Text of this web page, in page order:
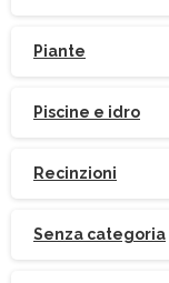
Piante
Piscine e idro
Recinzioni
Senza categoria